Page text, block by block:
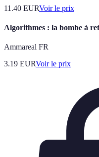
11.40 EURVoir le prix
Algorithmes : la bombe à
Ammareal FR
3.19 EURVoir le prix